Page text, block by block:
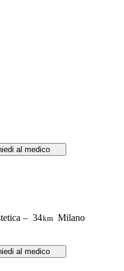
al medico
– 34km Milano
al medico